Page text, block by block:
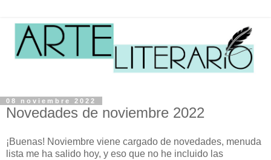
08 noviembre 2022
Novedades de noviembre 2022
¡Buenas! Noviembre viene cargado de novedades, menuda
lista me ha salido hoy, y eso que no he incluido las